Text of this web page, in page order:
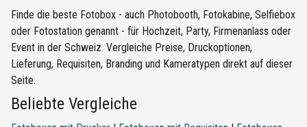
Finde die beste Fotobox - auch Photobooth, Fotokabine, Selfiebox
oder Fotostation genannt - für Hochzeit, Party, Firmenanlass oder
Event in der Schweiz. Vergleiche Preise, Druckoptionen,
Lieferung, Requisiten, Branding und Kameratypen direkt auf dieser
Seite.
Beliebte Vergleiche